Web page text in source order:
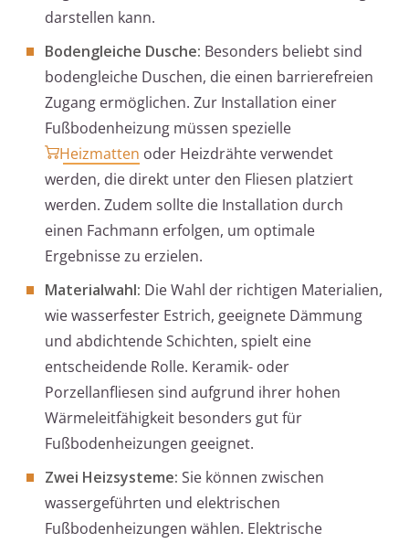
darstellen kann.
Bodengleiche Dusche: Besonders beliebt sind
bodengleiche Duschen, die einen barrierefreien
Zugang ermöglichen. Zur Installation einer
Fußbodenheizung müssen spezielle
Heizmatten oder Heizdrähte verwendet
werden, die direkt unter den Fliesen platziert
werden. Zudem sollte die Installation durch
einen Fachmann erfolgen, um optimale
Ergebnisse zu erzielen.
Materialwahl: Die Wahl der richtigen Materialien,
wie wasserfester Estrich, geeignete Dämmung
und abdichtende Schichten, spielt eine
entscheidende Rolle. Keramik- oder
Porzellanfliesen sind aufgrund ihrer hohen
Wärmeleitfähigkeit besonders gut für
Fußbodenheizungen geeignet.
Zwei Heizsysteme: Sie können zwischen
wassergeführten und elektrischen
Fußbodenheizungen wählen. Elektrische